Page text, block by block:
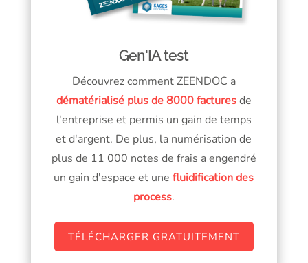
Gen'IA test
Découvrez comment ZEENDOC a
dématérialisé plus de 8000 facturesde
l'entreprise et permis un gain de temps
et d'argent. De plus, la numérisation de
plus de 11 000 notes de frais a engendré
un gain d'espace et unefluidification des
process.
TÉLÉCHARGER GRATUITEMENT